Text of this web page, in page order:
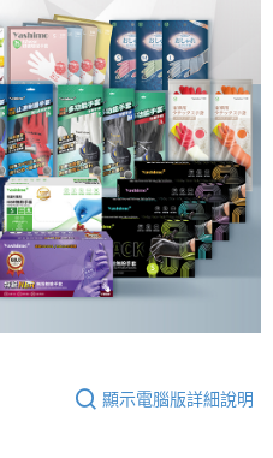
顯示電腦版詳細說明